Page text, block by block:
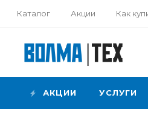
Каталог Акции Как
АКЦИИ УСЛУГИ